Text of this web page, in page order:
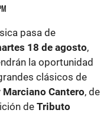
pasa de
18 de agosto,
la oportunidad
clásicos de
Marciano Cantero, de
de Tributo